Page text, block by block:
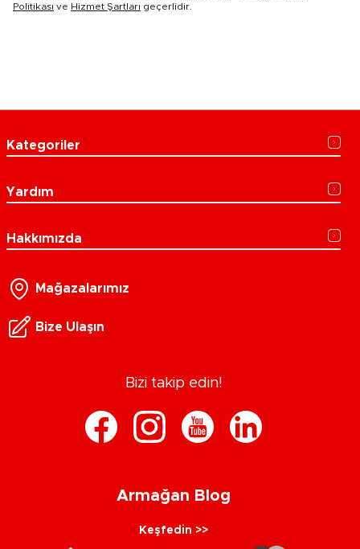
Politikası ve Hizmet Şartları geçerlidir.
Kategoriler
Yardım
Hakkımızda
Mağazalarımız
Bize Ulaşın
Bizi takip edin!
Armağan Blog
Keşfedin >>